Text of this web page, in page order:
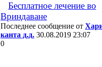
Бесплатное лечение во
Вриндаване
Последнее сообщение от
канта д.д. 30.08.2019 23:07
0